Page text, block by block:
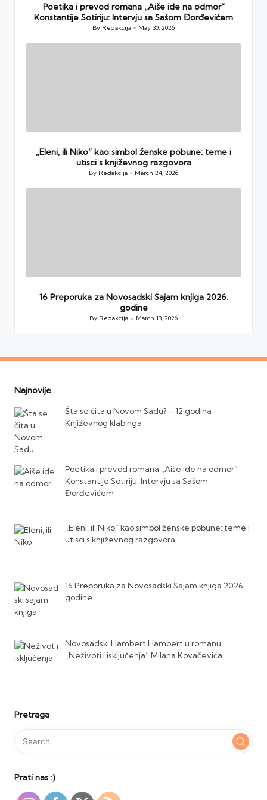
Poetika i prevod romana „Aiše ide na odmor“
Konstantije Sotiriju: Intervju sa Sašom Đorđevićem
Posted
By Redakcija May 30, 2026
„Eleni, ili Niko“ kao simbol ženske pobune: teme i
utisci s književnog razgovora
Posted
By Redakcija March 24, 2026
16 Preporuka za Novosadski Sajam knjiga 2026.
godine
Posted
By Redakcija March 13, 2026
Najnovije
Šta se čita u Novom Sadu? – 12 godina
Književnog klabinga
Poetika i prevod romana „Aiše ide na odmor“
Konstantije Sotiriju: Intervju sa Sašom
Đorđevićem
„Eleni, ili Niko“ kao simbol ženske pobune: teme i
utisci s književnog razgovora
16 Preporuka za Novosadski Sajam knjiga 2026.
godine
Novosadski Hambert Hambert u romanu
„Neživoti i isključenja“ Milana Kovačevića
Pretraga
Prati nas :)